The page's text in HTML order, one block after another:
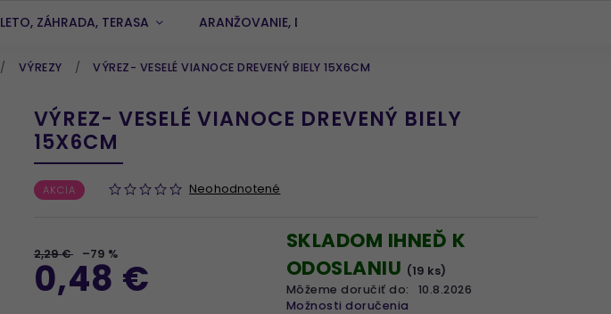
LETO, ZÁHRADA, TERASA ARANŽOVANIE, DEKOROVANIE
/ VÝREZY / VÝREZ- VESELÉ VIANOCE DREVENÝ BIELY 15X6CM
VÝREZ- VESELÉ VIANOCE DREVENÝ BIELY
15X6CM
AKCIA Neohodnotené
2,29 € –79 %
0,48 €
SKLADOM IHNEĎ K
ODOSLANIU (19 ks)
Môžeme doručiť do:
10.8.2026
Možnosti doručenia